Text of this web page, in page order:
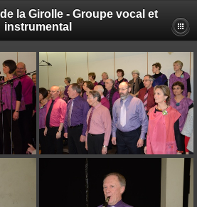
la Girolle - Groupe vocal et
instrumental